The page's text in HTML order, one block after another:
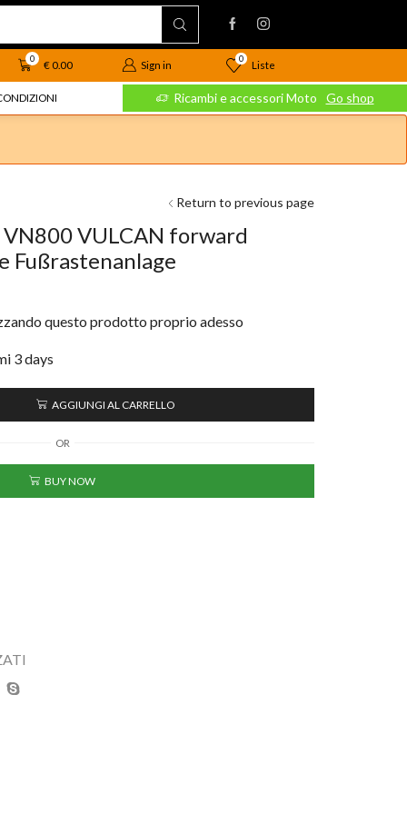
0
€0.00 Sign in
0
Liste
Go shop Ricambi e accessori Moto Go shop
Return to previous page
VULCAN forward
Fußrastenanlage
questo prodotto proprio adesso
3 days
AGGIUNGI AL CARRELLO
OR
BUY NOW